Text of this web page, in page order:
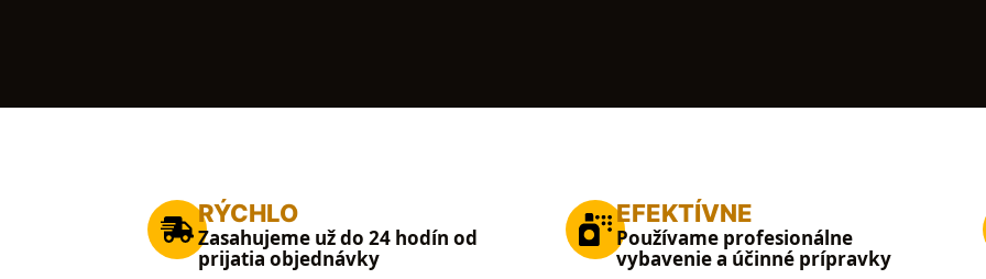
RÝCHLO
Zasahujeme už do 24 hodín od
prijatia objednávky
EFEKTÍVNE
Používame profesionálne
vybavenie a účinné prípravky